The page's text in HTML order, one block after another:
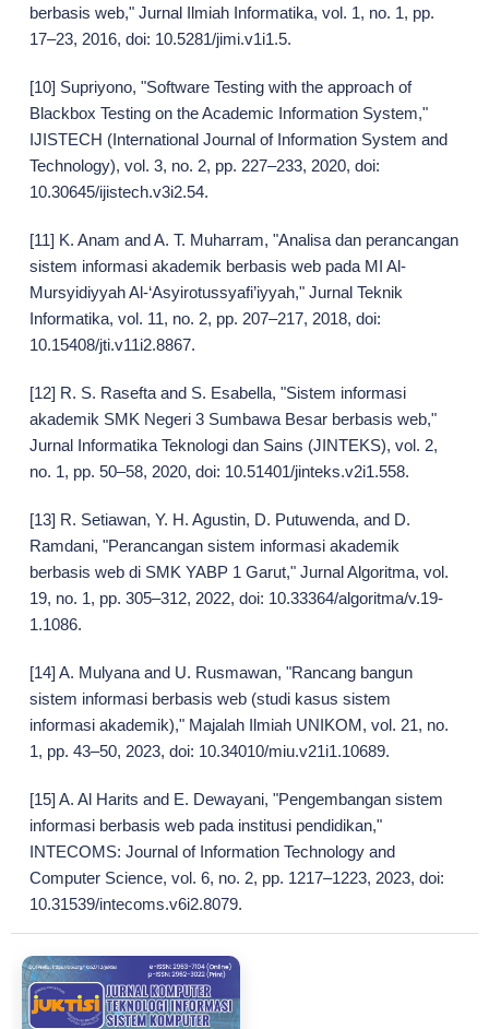
berbasis web," Jurnal Ilmiah Informatika, vol. 1, no. 1, pp.
17–23, 2016, doi: 10.5281/jimi.v1i1.5.
[10] Supriyono, "Software Testing with the approach of
Blackbox Testing on the Academic Information System,"
IJISTECH (International Journal of Information System and
Technology), vol. 3, no. 2, pp. 227–233, 2020, doi:
10.30645/ijistech.v3i2.54.
[11] K. Anam and A. T. Muharram, "Analisa dan perancangan
sistem informasi akademik berbasis web pada MI Al-
Mursyidiyyah Al-‘Asyirotussyafi’iyyah," Jurnal Teknik
Informatika, vol. 11, no. 2, pp. 207–217, 2018, doi:
10.15408/jti.v11i2.8867.
[12] R. S. Rasefta and S. Esabella, "Sistem informasi
akademik SMK Negeri 3 Sumbawa Besar berbasis web,"
Jurnal Informatika Teknologi dan Sains (JINTEKS), vol. 2,
no. 1, pp. 50–58, 2020, doi: 10.51401/jinteks.v2i1.558.
[13] R. Setiawan, Y. H. Agustin, D. Putuwenda, and D.
Ramdani, "Perancangan sistem informasi akademik
berbasis web di SMK YABP 1 Garut," Jurnal Algoritma, vol.
19, no. 1, pp. 305–312, 2022, doi: 10.33364/algoritma/v.19-
1.1086.
[14] A. Mulyana and U. Rusmawan, "Rancang bangun
sistem informasi berbasis web (studi kasus sistem
informasi akademik)," Majalah Ilmiah UNIKOM, vol. 21, no.
1, pp. 43–50, 2023, doi: 10.34010/miu.v21i1.10689.
[15] A. Al Harits and E. Dewayani, "Pengembangan sistem
informasi berbasis web pada institusi pendidikan,"
INTECOMS: Journal of Information Technology and
Computer Science, vol. 6, no. 2, pp. 1217–1223, 2023, doi:
10.31539/intecoms.v6i2.8079.